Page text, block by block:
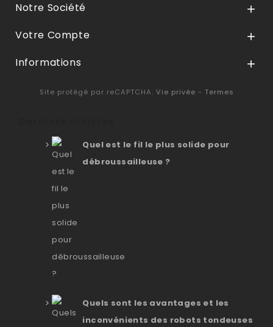
Notre Société 
Votre Compte 
Informations 
Site protégé par reCAPTCHA. Vie privée - Termes
Quel est le fil le plus solide pour
débroussailleuse ?
Quels sont les avantages et les
inconvénients des robots tondeuses